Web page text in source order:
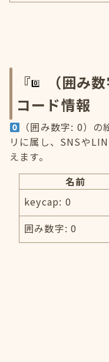
『
（囲み
コード情報
（囲み数字: 0）
リに属し、SNSや
えます。
名前
keycap: 0
囲み数字: 0